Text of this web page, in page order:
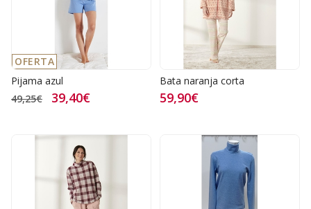
OFERTA
Pijama azul
49,25€
39,40€
Bata naranja corta
59,90€